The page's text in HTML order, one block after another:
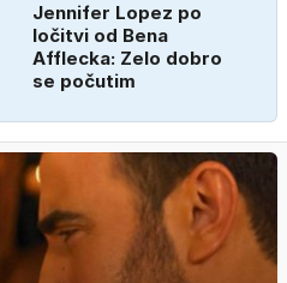
Jennifer Lopez po
ločitvi od Bena
Afflecka: Zelo dobro
se počutim